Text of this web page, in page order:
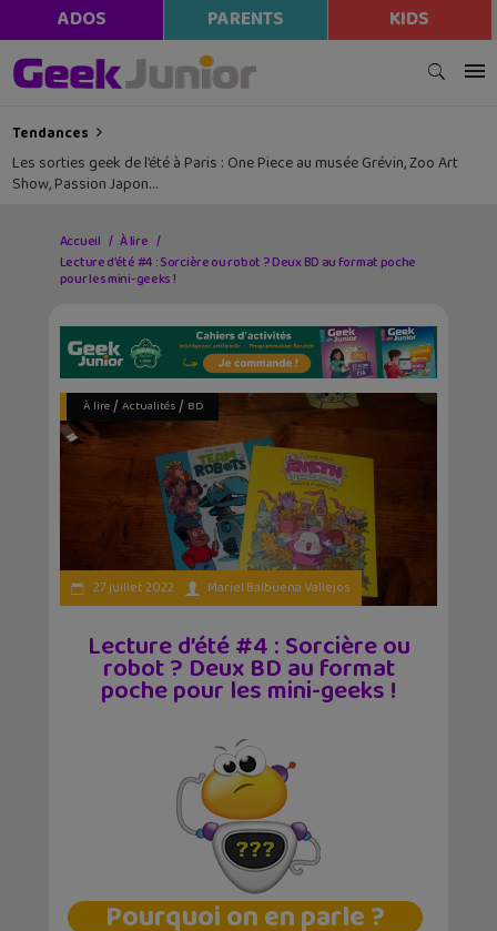
ADOS PARENTS KIDS
Tendances
Les sorties geek de l’été à Paris : One Piece au musée Grévin, Zoo Art
Show, Passion Japon…
Accueil
À lire
Lecture d’été #4 : Sorcière ou robot ? Deux BD au format poche
pour les mini-geeks !
À lire/ Actualités/ BD
27 juillet 2022 Mariel Balbuena Vallejos
Lecture d’été #4 : Sorcière ou
robot ? Deux BD au format
poche pour les mini-geeks !
Pourquoi on en parle ?